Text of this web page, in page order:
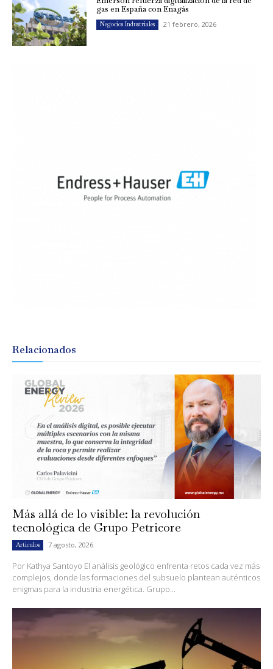
gas en España con Enagás
Negocios Industriales 21 febrero, 2026
Relacionados
Más allá de lo visible: la revolución
tecnológica de Grupo Petricore
Artículos 7 agosto, 2026
Por Kathya Santoyo El análisis geológico enfrenta retos cada vez más
complejos, donde las formaciones del subsuelo plantean auténticos
enigmas para la industria energética. Grupo...